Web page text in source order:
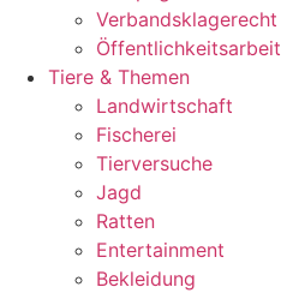
Verbandsklagerecht
Öffentlichkeitsarbeit
Tiere & Themen
Landwirtschaft
Fischerei
Tierversuche
Jagd
Ratten
Entertainment
Bekleidung